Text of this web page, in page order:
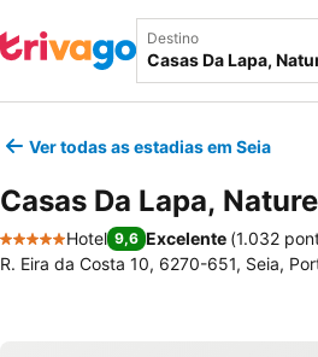
Destino
Ver todas as estadias em Seia
Casas Da Lapa,
5 Estrelas
Hotel 9,6 Excelente (1.032
R. Eira da Costa 10, 6270-651, Seia,